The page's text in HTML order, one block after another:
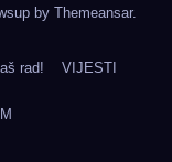
by Themeansar.
rad! VIJESTI